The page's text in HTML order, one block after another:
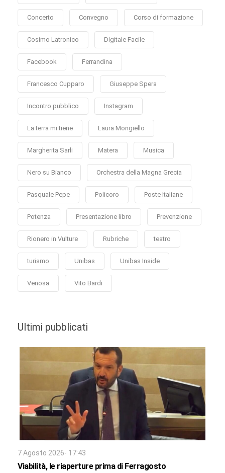
Concerto Convegno Corso di formazione
Cosimo Latronico Digitale Facile
Facebook Ferrandina
Francesco Cupparo Giuseppe Spera
Incontro pubblico Instagram
La terra mi tiene Laura Mongiello
Margherita Sarli Matera Musica
Nero su Bianco Orchestra della Magna Grecia
Pasquale Pepe Policoro Poste Italiane
Potenza Presentazione libro Prevenzione
Rionero in Vulture Rubriche teatro
turismo Unibas Unibas Inside
Venosa Vito Bardi
Ultimi pubblicati
7 Agosto 2026- 17:43
Viabilità, le riaperture prima di Ferragosto